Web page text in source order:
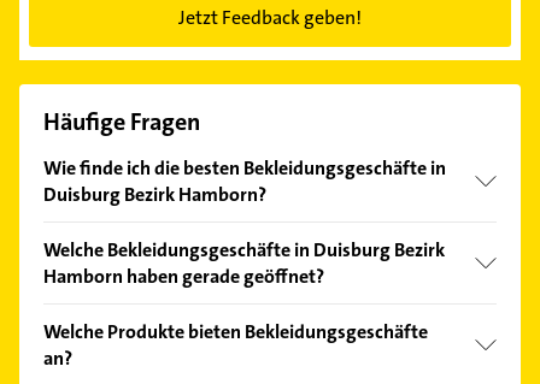
Jetzt Feedback geben!
Häufige Fragen
Wie finde ich die besten Bekleidungsgeschäfte in
Duisburg Bezirk Hamborn?
Kundenmeinungen und profitieren Sie von den
Empfehlungen. Die Suchergebnisse können Sie sich
Welche Bekleidungsgeschäfte in Duisburg Bezirk
Hamborn haben gerade geöffnet?
Bitte beachten Sie, dass diese an Sonn- und
Feiertagen abweichen können.
Welche Produkte bieten Bekleidungsgeschäfte
an?